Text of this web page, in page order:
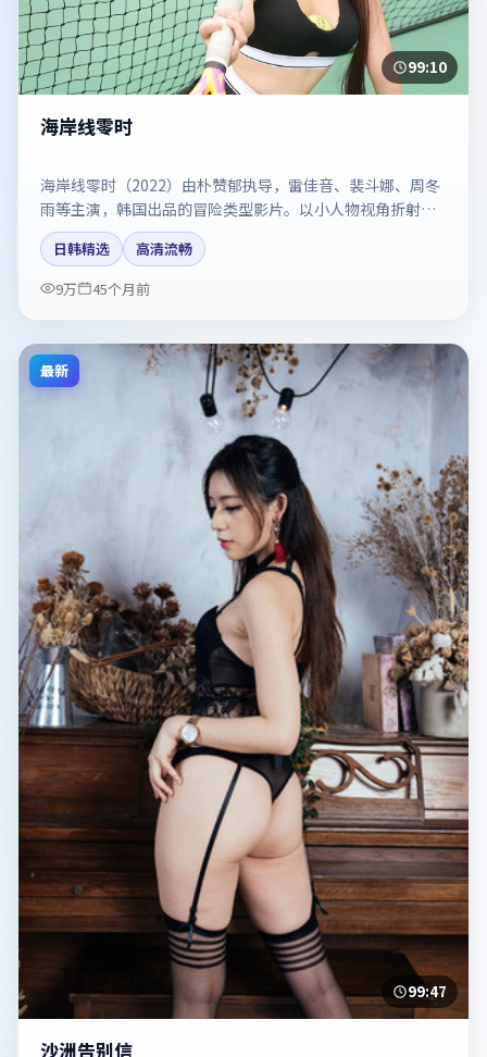
99:10
海岸线零时
海岸线零时（2022）由朴赞郁执导，雷佳音、裴斗娜、周冬
雨等主演，韩国出品的冒险类型影片。以小人物视角折射时
代切片。剧情简介与主创信息可供检索参考，上映日期以片
方资料为准。
日韩精选
高清流畅
9万
45个月前
最新
99:47
沙洲告别信